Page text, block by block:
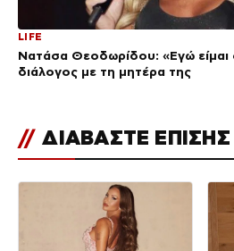
LIFE
Νατάσα Θεοδωρίδου: «Εγώ είμαι
διάλογος με τη μητέρα της
// ΔΙΑΒΑΣΤΕ ΕΠΙΣΗΣ